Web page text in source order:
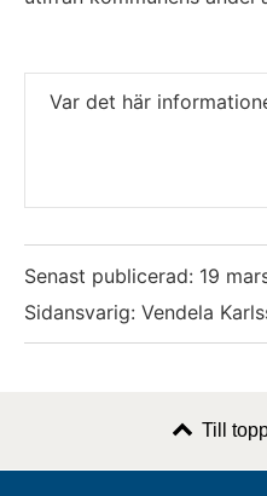
Var det här
Senast publicerad: 19
Sidansvarig: Vendela
Till